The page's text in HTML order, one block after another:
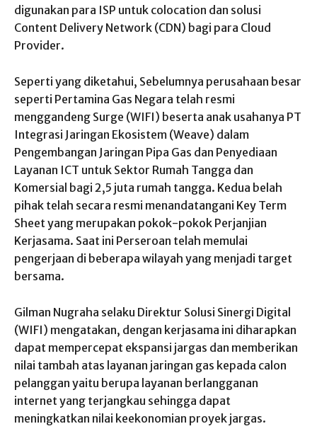
digunakan para ISP untuk colocation dan solusi
Content Delivery Network (CDN) bagi para Cloud
Provider.
Seperti yang diketahui, Sebelumnya perusahaan besar
seperti Pertamina Gas Negara telah resmi
menggandeng Surge (WIFI) beserta anak usahanya PT
Integrasi Jaringan Ekosistem (Weave) dalam
Pengembangan Jaringan Pipa Gas dan Penyediaan
Layanan ICT untuk Sektor Rumah Tangga dan
Komersial bagi 2,5 juta rumah tangga. Kedua belah
pihak telah secara resmi menandatangani Key Term
Sheet yang merupakan pokok-pokok Perjanjian
Kerjasama. Saat ini Perseroan telah memulai
pengerjaan di beberapa wilayah yang menjadi target
bersama.
Gilman Nugraha selaku Direktur Solusi Sinergi Digital
(WIFI) mengatakan, dengan kerjasama ini diharapkan
dapat mempercepat ekspansi jargas dan memberikan
nilai tambah atas layanan jaringan gas kepada calon
pelanggan yaitu berupa layanan berlangganan
internet yang terjangkau sehingga dapat
meningkatkan nilai keekonomian proyek jargas.